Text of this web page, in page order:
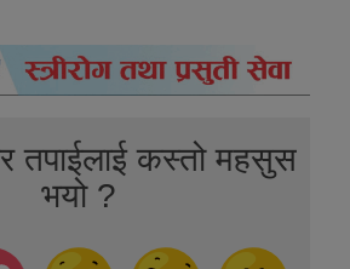
तपाईलाई कस्तो महसुस
भयो ?